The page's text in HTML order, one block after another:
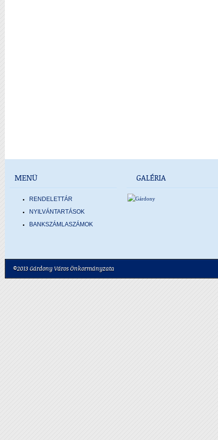
MENÜ
RENDELETTÁR
NYILVÁNTARTÁSOK
BANKSZÁMLASZÁMOK
GALÉRIA
©2013 Gárdony Város Önkormányzata